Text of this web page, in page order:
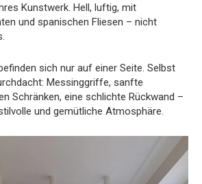
Kunstwerk. Hell, luftig, mit
und spanischen Fliesen – nicht
sich nur auf einer Seite. Selbst
Messinggriffe, sanfte
Schränken, eine schlichte Rückwand –
und gemütliche Atmosphäre.